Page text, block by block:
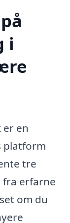
i
en
platform
tre
erfarne
om du